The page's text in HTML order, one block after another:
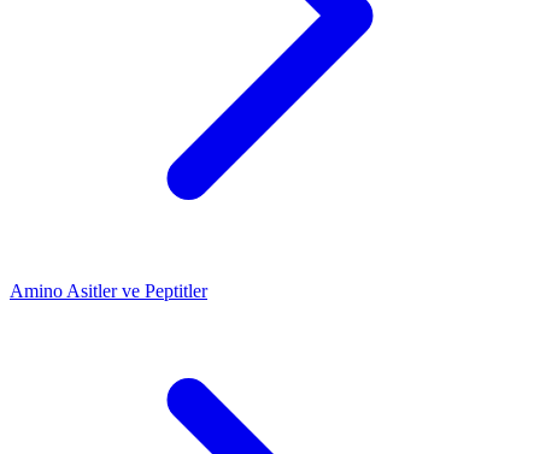
Amino Asitler ve Peptitler